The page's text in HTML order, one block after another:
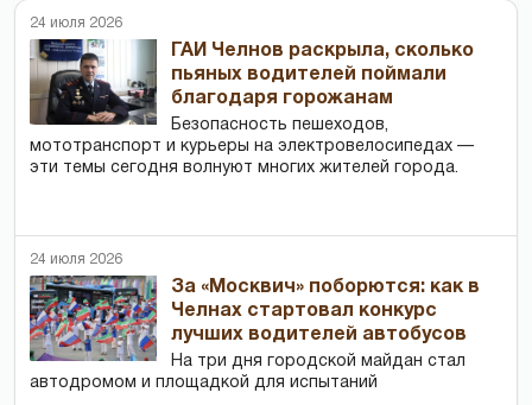
24 июля 2026
ГАИ Челнов раскрыла, сколько
пьяных водителей поймали
благодаря горожанам
Безопасность пешеходов,
мототранспорт и курьеры на электровелосипедах —
эти темы сегодня волнуют многих жителей города.
24 июля 2026
За «Москвич» поборются: как в
Челнах стартовал конкурс
лучших водителей автобусов
На три дня городской майдан стал
автодромом и площадкой для испытаний